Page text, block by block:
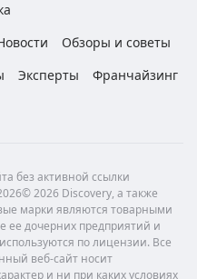
Обзоры и советы
Эксперты
Франчайзинг
без активной ссылки
2026 Discovery, а также
марки являются товарными
ее дочерних предприятий и
по лицензии. Все
веб-сайт носит
и ни при каких условиях